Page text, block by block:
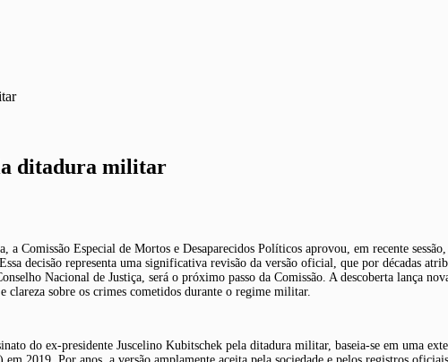
ditadura militar
Comissão Especial de Mortos e Desaparecidos Políticos aprovou, em recente
decisão representa uma significativa revisão da versão oficial, que por décadas
Nacional de Justiça, será o próximo passo da Comissão. A descoberta lança
sobre os crimes cometidos durante o regime militar.
do ex-presidente Juscelino Kubitschek pela ditadura militar, baseia-se em uma